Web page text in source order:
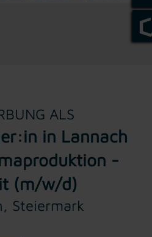
ALS
in Lannach
-
(m/w/d)
Steiermark